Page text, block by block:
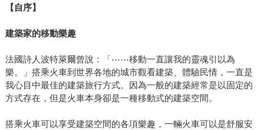
【自序】
建築家的移動樂趣
法國詩人波特萊爾曾說：「⋯⋯移動一直讓我的靈魂引以為
樂。」搭乘火車到世界各地的城市觀看建築、體驗民情，一直是
我心目中最佳的建築旅行方式。因為一般的建築經常是以固定的
方式存在，但是火車本身卻是一種移動式的建築空間。
搭乘火車可以享受建築空間的各項樂趣，一輛火車可以是舒服安